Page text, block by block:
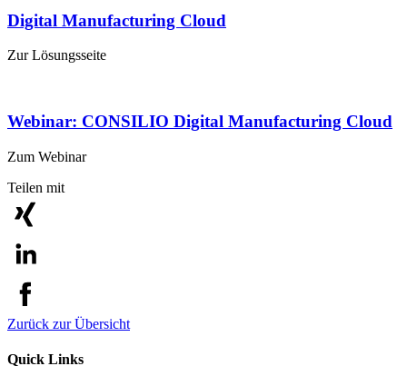
Digital Manufacturing Cloud
Zur Lösungsseite
Webinar: CONSILIO Digital Manufacturing Cloud
Zum Webinar
Teilen mit
Zurück zur Übersicht
Quick Links